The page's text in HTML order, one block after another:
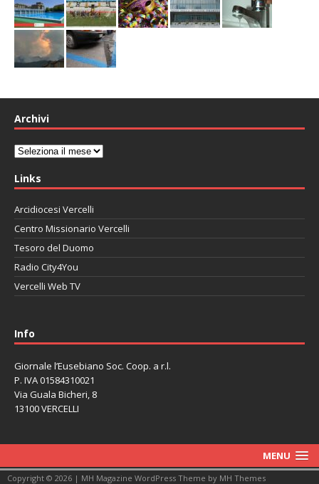
Archivi
Archivi
Links
Arcidiocesi Vercelli
Centro Missionario Vercelli
Tesoro del Duomo
Radio City4You
Vercelli Web TV
Info
Giornale l’Eusebiano Soc. Coop. a r.l.
P. IVA 01584310021
Via Guala Bicheri, 8
13100 VERCELLI
MENU
Copyright © 2026 | MH Magazine WordPress Theme by MH Themes